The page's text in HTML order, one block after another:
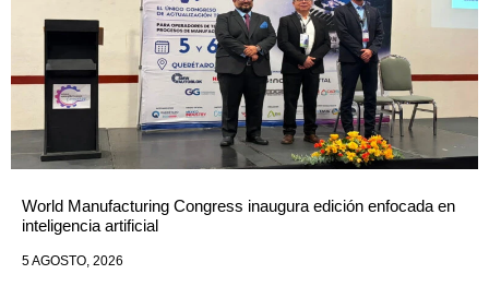
World Manufacturing Congress inaugura edición enfocada en
inteligencia artificial
5 AGOSTO, 2026